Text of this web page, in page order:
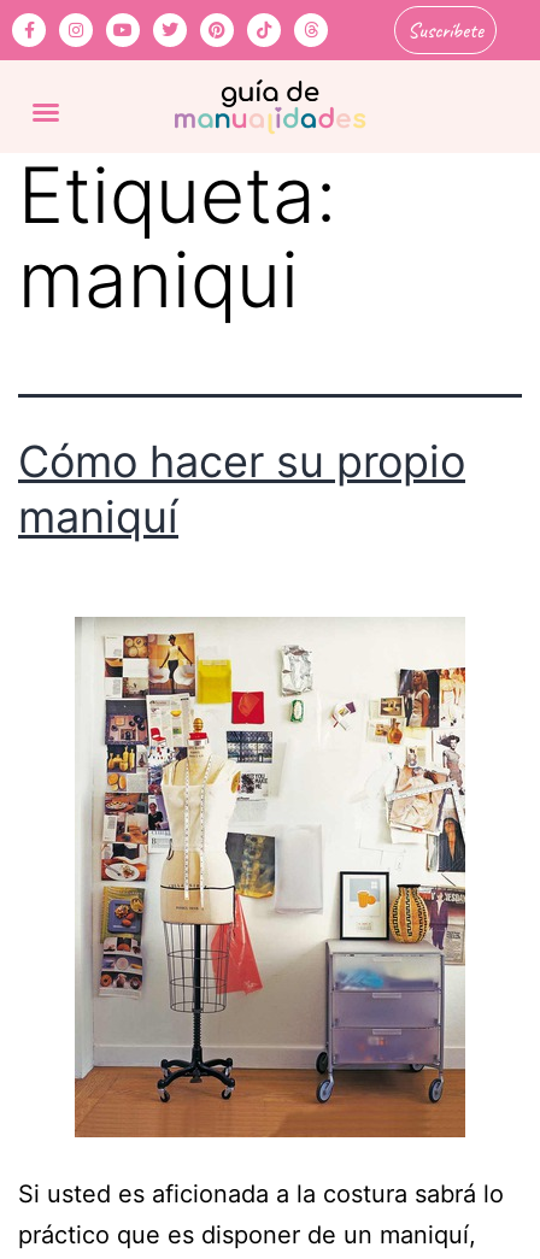
Suscríbete
Etiqueta:
maniqui
Cómo hacer su propio
maniquí
Si usted es aficionada a la costura sabrá lo
práctico que es disponer de un maniquí,